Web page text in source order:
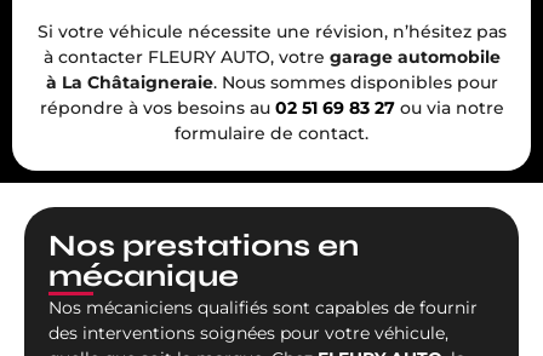
Si votre véhicule nécessite une révision, n’hésitez pas
à contacter FLEURY AUTO, votre garage automobile
à La Châtaigneraie. Nous sommes disponibles pour
répondre à vos besoins au 02 51 69 83 27ou via notre
formulaire de contact.
Nos prestations en
mécanique
Nos mécaniciens qualifiés sont capables de fournir
des interventions soignées pour votre véhicule,